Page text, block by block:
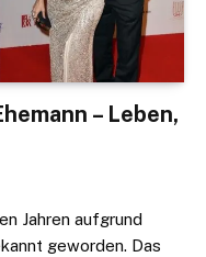
– Leben,
Jahren aufgrund
geworden. Das